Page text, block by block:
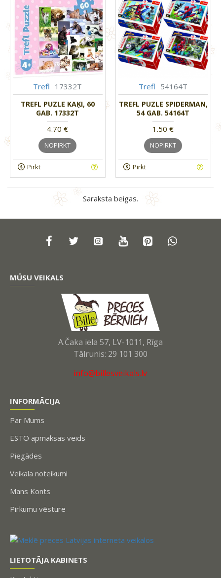
Trefl 17332T
TREFL PUZLE KAĶI, 60
GAB. 17332T
4.70 €
NOPIRKT
Pirkt
Trefl 54164T
TREFL PUZLE SPIDERMAN,
54 GAB. 54164T
1.50 €
NOPIRKT
Pirkt
Saraksta beigas.
MŪSU VEIKALS
A.Čaka iela 57, LV-1011, Rīga
Tālrunis: 29 101 300
info@billesveikals.lv
INFORMĀCIJA
Par Mums
ESTO apmaksas veids
Piegādes
Veikala noteikumi
Mans Konts
Pirkumu vēsture
LIETOTĀJA KABINETS